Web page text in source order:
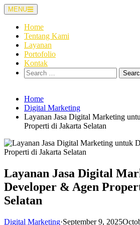
Skip
to
content
MENU
Home
Tentang Kami
Layanan
Portofolio
Kontak
Search
for:
Home
Digital Marketing
Layanan Jasa Digital Marketing
Properti di Jakarta Selatan
Layanan Jasa Digital
Developer & Agen
Selatan
Digital Marketing·September 9, 2025